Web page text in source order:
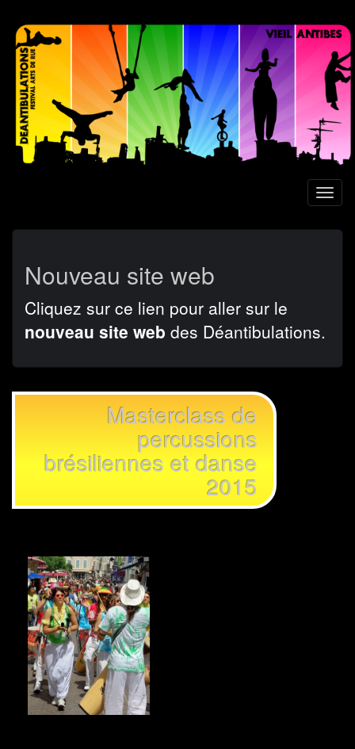
Aller
contenu
principal
Nouveau site web
Cliquez sur ce lien pour aller sur le
nouveau site web des Déantibulations.
Masterclass de
percussions
brésiliennes et danse
2015